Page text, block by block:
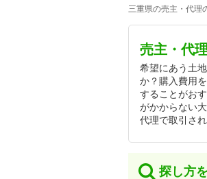
三重県の売主・代理
売主・代
希望にあう土
か？購入費用
することがお
がかからない
代理で取引さ
探し方